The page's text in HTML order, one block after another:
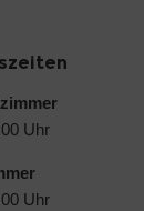
Uhr
Uhr